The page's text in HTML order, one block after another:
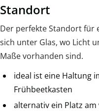
Standort
Der perfekte Standort für
sich unter Glas, wo Licht
Maße vorhanden sind.
ideal ist eine Haltung
Frühbeetkasten
alternativ ein Platz